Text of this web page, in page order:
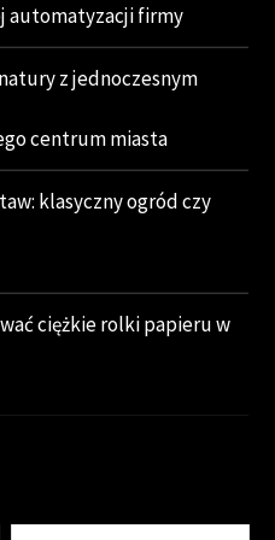
automatyzacji firmy
z jednoczesnym
centrum miasta
klasyczny ogród czy
ciężkie rolki papieru w